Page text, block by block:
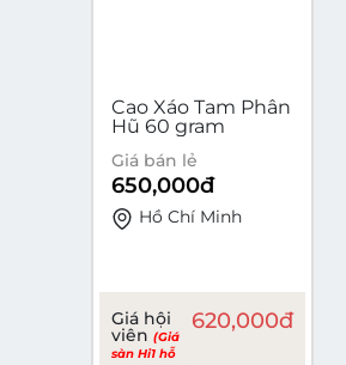
Cao Xáo Tam Phân
Hũ 60 gram
Giá bán lẻ
650,000đ
Hồ Chí Minh
Giá hội
viên(Giá
sàn Hi1 hỗ
620,000đ